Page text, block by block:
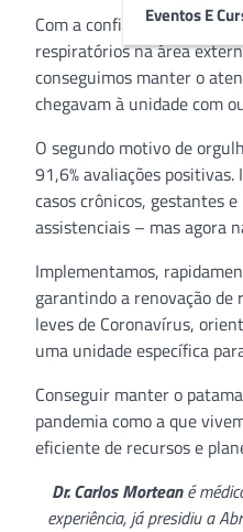
Eventos E
Com a confirmação dos
respiratórios na área
conseguimos manter o
chegavam à unidade com
O segundo motivo de
91,6% avaliações
casos crônicos, gestantes
assistenciais – mas agora
Implementamos,
garantindo a renovação de
leves de Coronavírus,
uma unidade específica
Conseguir manter o
pandemia como a que
eficiente de recursos e
Dr. Carlos Morteané
experiência, já presidiu a